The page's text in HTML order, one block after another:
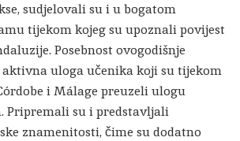
sudjelovali su i u bogatom
tijekom kojeg su upoznali povijest
Posebnost ovogodišnje
uloga učenika koji su tijekom
i Málage preuzeli ulogu
Pripremali su i predstavljali
znamenitosti, čime su dodatno